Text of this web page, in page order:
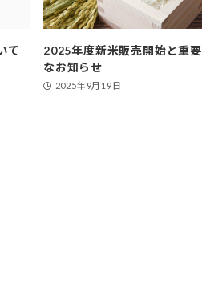
て
2025年度新米販売開始と重要
なお知らせ
2025年9月19日